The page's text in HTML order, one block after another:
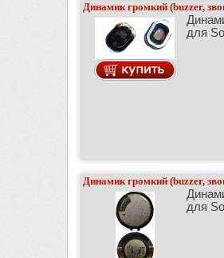
Динамик громкий (buzzer,
для
Динамик громкий (buzzer,
для